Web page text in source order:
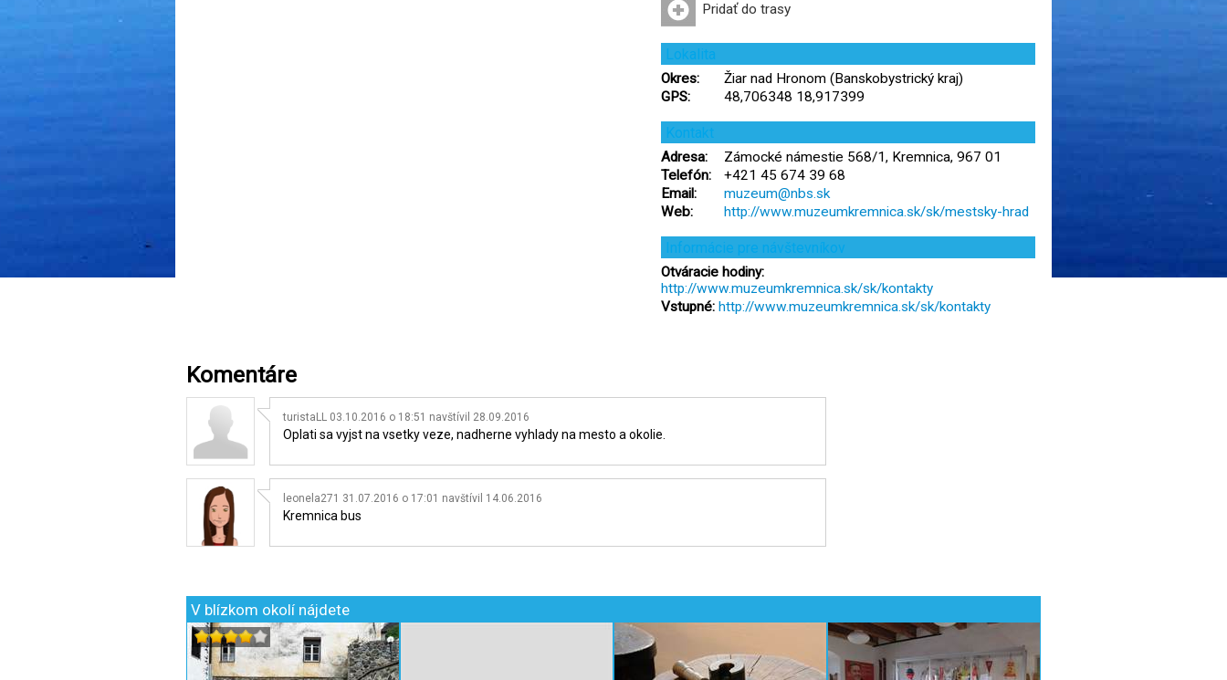
Pridať do trasy
Lokalita
Okres:
Žiar nad Hronom (Banskobystrický kraj)
GPS:
48,706348 18,917399
Kontakt
Adresa:
Zámocké námestie 568/1, Kremnica, 967 01
Telefón:
+421 45 674 39 68
Email:
muzeum@nbs.sk
Web:
http://www.muzeumkremnica.sk/sk/mestsky-hrad
Informácie pre návštevníkov
Otváracie hodiny:
http://www.muzeumkremnica.sk/sk/kontakty
Vstupné: http://www.muzeumkremnica.sk/sk/kontakty
Komentáre
turistaLL 03.10.2016 o 18:51 navštívil 28.09.2016
Oplati sa vyjst na vsetky veze, nadherne vyhlady na mesto a okolie.
leonela271 31.07.2016 o 17:01 navštívil 14.06.2016
Kremnica bus
V blízkom okolí nájdete